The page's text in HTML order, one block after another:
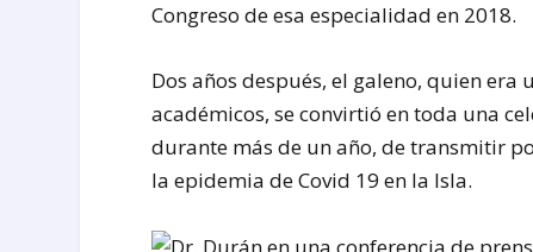
Congreso de esa especialidad en 2018.
Dos años después, el galeno, quien
académicos, se convirtió en toda una
durante más de un año, de transmitir
la epidemia de Covid 19 en la Isla.